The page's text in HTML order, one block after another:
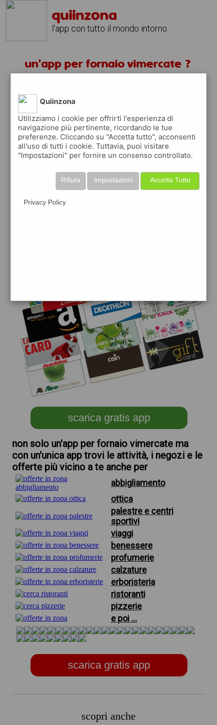
quiinzona
l'app con tutto il mondo intorno
un'app per fornaio vimercate ?
quiinzona è una app
gratuita
che ti aiuta se cerchi 'un'app per fornaio
vimercate ? ' e che ti premia ogni volta che
la usi
raccogli punti da convertire inbuoni sconto
o gift card
per fare la spesa, fare
scarica gratis app
non solo un'app per fornaio vimercate ma
con un'unica app trovi le attività, i negozi e le
offerte più vicino a te anche per
abbigliamento
ottica
palestre e centri
sportivi
viaggi
benessere
profumerie
calzature
erboristeria
ristoranti
pizzerie
e poi ...
scarica gratis app
scopri anche
Quiinzona
Utilizziamo i cookie per offrirti l'esperienza di
navigazione più pertinente, ricordando le tue
preferenze. Cliccando su "Accetta tutto", acconsenti
all'uso di tutti i cookie. Tuttavia, puoi visitare
"Impostazioni" per fornire un consenso controllato.
Accetta Tutto
Impostazioni
Rifiuta
Privacy Policy